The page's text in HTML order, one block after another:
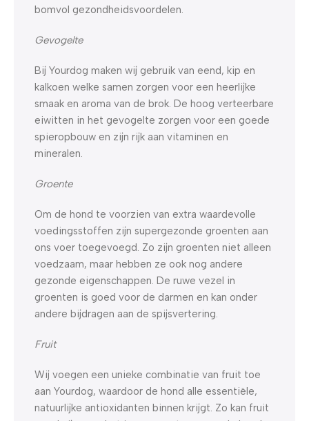
bomvol gezondheidsvoordelen.
Gevogelte
Bij Yourdog maken wij gebruik van eend, kip en
kalkoen welke samen zorgen voor een heerlijke
smaak en aroma van de brok. De hoog verteerbare
eiwitten in het gevogelte zorgen voor een goede
spieropbouw en zijn rijk aan vitaminen en
mineralen.
Groente
Om de hond te voorzien van extra waardevolle
voedingsstoffen zijn supergezonde groenten aan
ons voer toegevoegd. Zo zijn groenten niet alleen
voedzaam, maar hebben ze ook nog andere
gezonde eigenschappen. De ruwe vezel in
groenten is goed voor de darmen en kan onder
andere bijdragen aan de spijsvertering.
Fruit
Wij voegen een unieke combinatie van fruit toe
aan Yourdog, waardoor de hond alle essentiële,
natuurlijke antioxidanten binnen krijgt. Zo kan fruit